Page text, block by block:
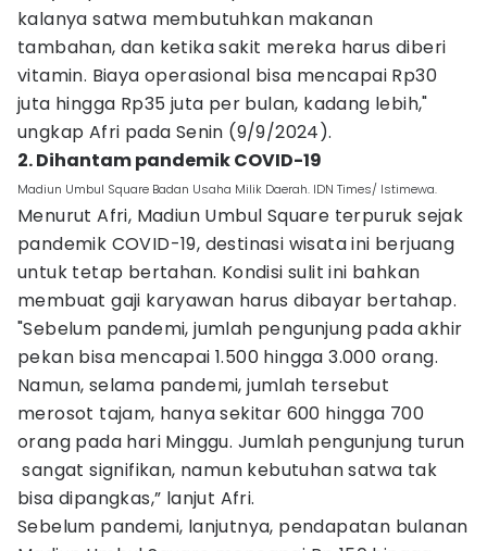
kalanya satwa membutuhkan makanan
tambahan, dan ketika sakit mereka harus diberi
vitamin. Biaya operasional bisa mencapai Rp30
juta hingga Rp35 juta per bulan, kadang lebih,"
ungkap Afri pada Senin (9/9/2024).
2. Dihantam pandemik COVID-19
Madiun Umbul Square Badan Usaha Milik Daerah. IDN Times/ Istimewa.
Menurut Afri, Madiun Umbul Square terpuruk sejak
pandemik COVID-19, destinasi wisata ini berjuang
untuk tetap bertahan. Kondisi sulit ini bahkan
membuat gaji karyawan harus dibayar bertahap.
"Sebelum pandemi, jumlah pengunjung pada akhir
pekan bisa mencapai 1.500 hingga 3.000 orang.
Namun, selama pandemi, jumlah tersebut
merosot tajam, hanya sekitar 600 hingga 700
orang pada hari Minggu. Jumlah pengunjung turun
sangat signifikan, namun kebutuhan satwa tak
bisa dipangkas,” lanjut Afri.
Sebelum pandemi, lanjutnya, pendapatan bulanan